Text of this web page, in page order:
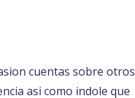
cuentas sobre otros
asi como indole que